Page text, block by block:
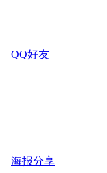
QQ好友
海报分享